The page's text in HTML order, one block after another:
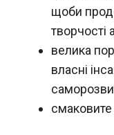
щоби
творчості
велика
власні
смаковите